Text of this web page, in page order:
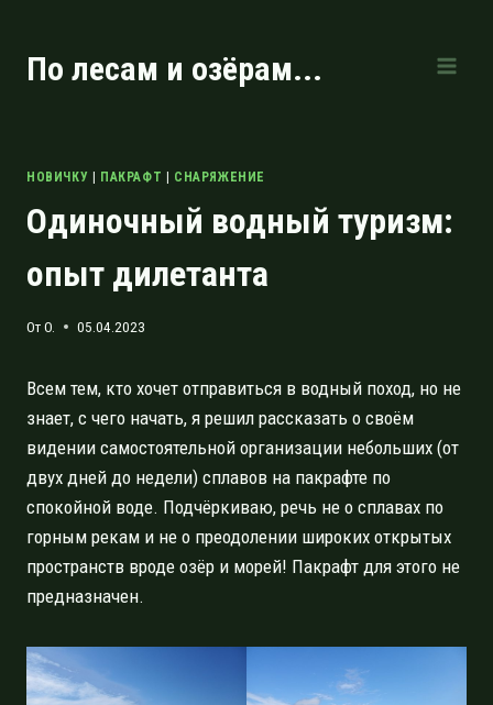
содержимому
По лесам и озёрам...
НОВИЧКУ ПАКРАФТ СНАРЯЖЕНИЕ
Одиночный водный туризм:
опыт дилетанта
ОтO. 05.04.2023
Всем тем, кто хочет отправиться в водный поход, но не
знает, с чего начать, я решил рассказать о своём
видении самостоятельной организации небольших (от
двух дней до недели) сплавов на пакрафте по
спокойной воде. Подчёркиваю, речь не о сплавах по
горным рекам и не о преодолении широких открытых
пространств вроде озёр и морей! Пакрафт для этого не
предназначен.